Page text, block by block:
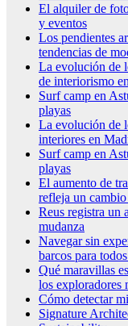
El alquiler de
y eventos
Los pendientes
tendencias de
La evolución de
de interiorismo
Surf camp en
playas
La evolución de
interiores en
Surf camp en
playas
El aumento de
refleja un
Reus registra un
mudanza
Navegar sin
barcos para
Qué maravillas
los exploradores
Cómo detectar
Signature